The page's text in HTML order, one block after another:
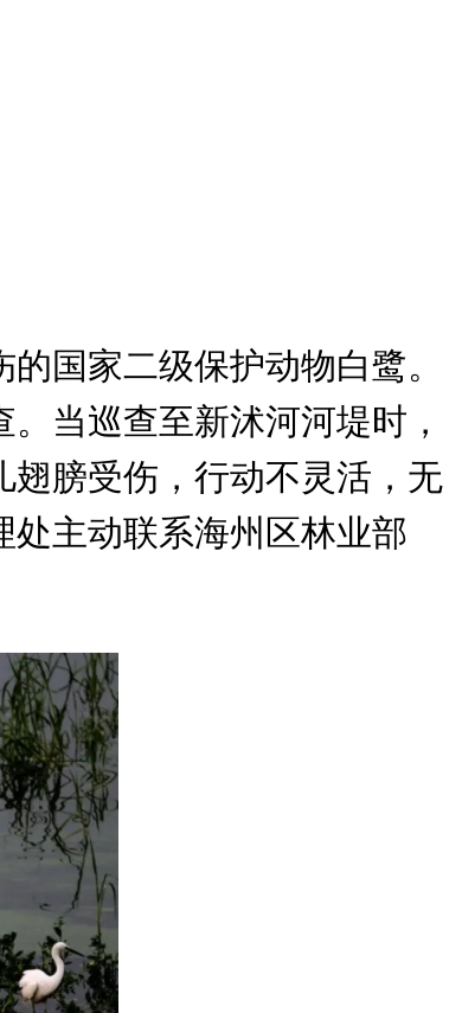
国家二级保护动物白鹭。
当巡查至新沭河河堤时，
膀受伤，行动不灵活，无
主动联系海州区林业部